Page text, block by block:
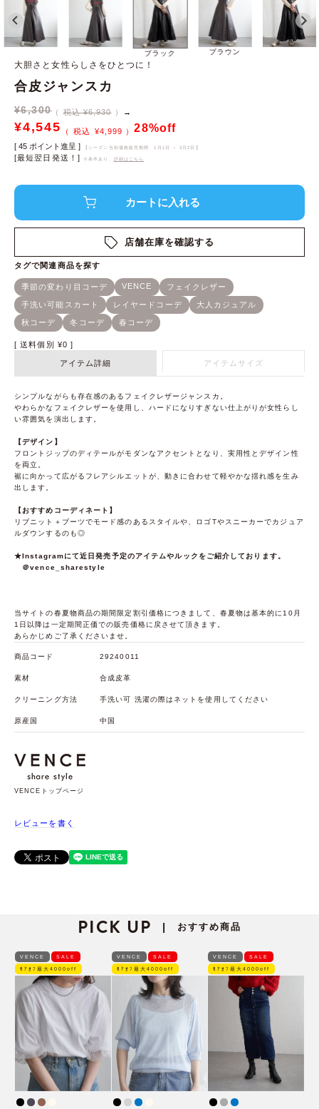
ブラック ブラウン
大胆さと女性らしさをひとつに！
合皮ジャンスカ
¥6,300 税込 ¥6,930 →
¥4,545 ¥4,999 28%off
[ 45 ポイント進呈 ] 【シーズン当初価格販売期間 1月1日 ～ 3月2日 】
[最短翌日発送！] ※条件あり、 詳細はこちら
店舗在庫を確認する
送料個別 ¥0
アイテム詳細 アイテムサイズ
シンプルながらも存在感のあるフェイクレザージャンスカ。
やわらかなフェイクレザーを使用し、ハードになりすぎない仕上がりが女性らし
い雰囲気を演出します。
【デザイン】
フロントジップのディテールがモダンなアクセントとなり、実用性とデザイン性
を両立。
裾に向かって広がるフレアシルエットが、動きに合わせて軽やかな揺れ感を生み
出します。
【おすすめコーディネート】
リブニット＋ブーツでモード感のあるスタイルや、ロゴTやスニーカーでカジュア
ルダウンするのも◎
★Instagramにて近日発売予定のアイテムやルックをご紹介しております。
＠vence_sharestyle
当サイトの春夏物商品の期間限定割引価格につきまして、春夏物は基本的に10月
1日以降は一定期間正価での販売価格に戻させて頂きます。
あらかじめご了承くださいませ。
商品コード 29240011
素材 合成皮革
クリーニング方法 手洗い可 洗濯の際はネットを使用してください
原産国 中国
VENCEトップページ
レビューを書く
PICK UP | おすすめ商品
VENCE SALE
ﾓｱｵﾌ最大4000off
VENCE SALE
ﾓｱｵﾌ最大4000off
VENCE SALE
ﾓｱｵﾌ最大4000off